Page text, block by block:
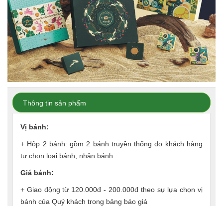
Thông tin sản phẩm
Vị bánh:
+ Hộp 2 bánh: gồm 2 bánh truyền thống do khách hàng
tự chọn loại bánh, nhân bánh
Giá bánh:
+ Giao động từ 120.000đ - 200.000đ theo sự lựa chọn vị
bánh của Quý khách trong bảng báo giá